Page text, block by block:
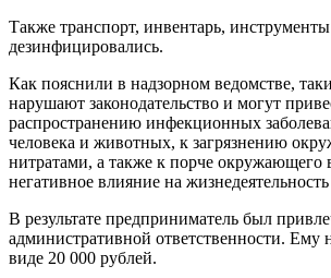
Также транспорт, инвентарь,
дезинфицировались.
Как пояснили в надзорном ведомстве,
нарушают законодательство и могут
распространению инфекционных
человека и животных, к загрязнению
нитратами, а также к порче окружающего
негативное влияние на
В результате предприниматель был
административной ответственности. Ему
виде 20 000 рублей.